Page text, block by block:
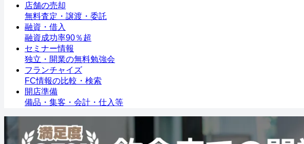
店舗の売却
無料査定・譲渡・委託
融資・借入
融資成功率90％超
セミナー情報
独立・開業の無料勉強会
フランチャイズ
FC情報の比較・検索
開店準備
備品・集客・会計・仕入等